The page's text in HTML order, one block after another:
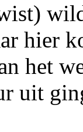
hier
het
uit